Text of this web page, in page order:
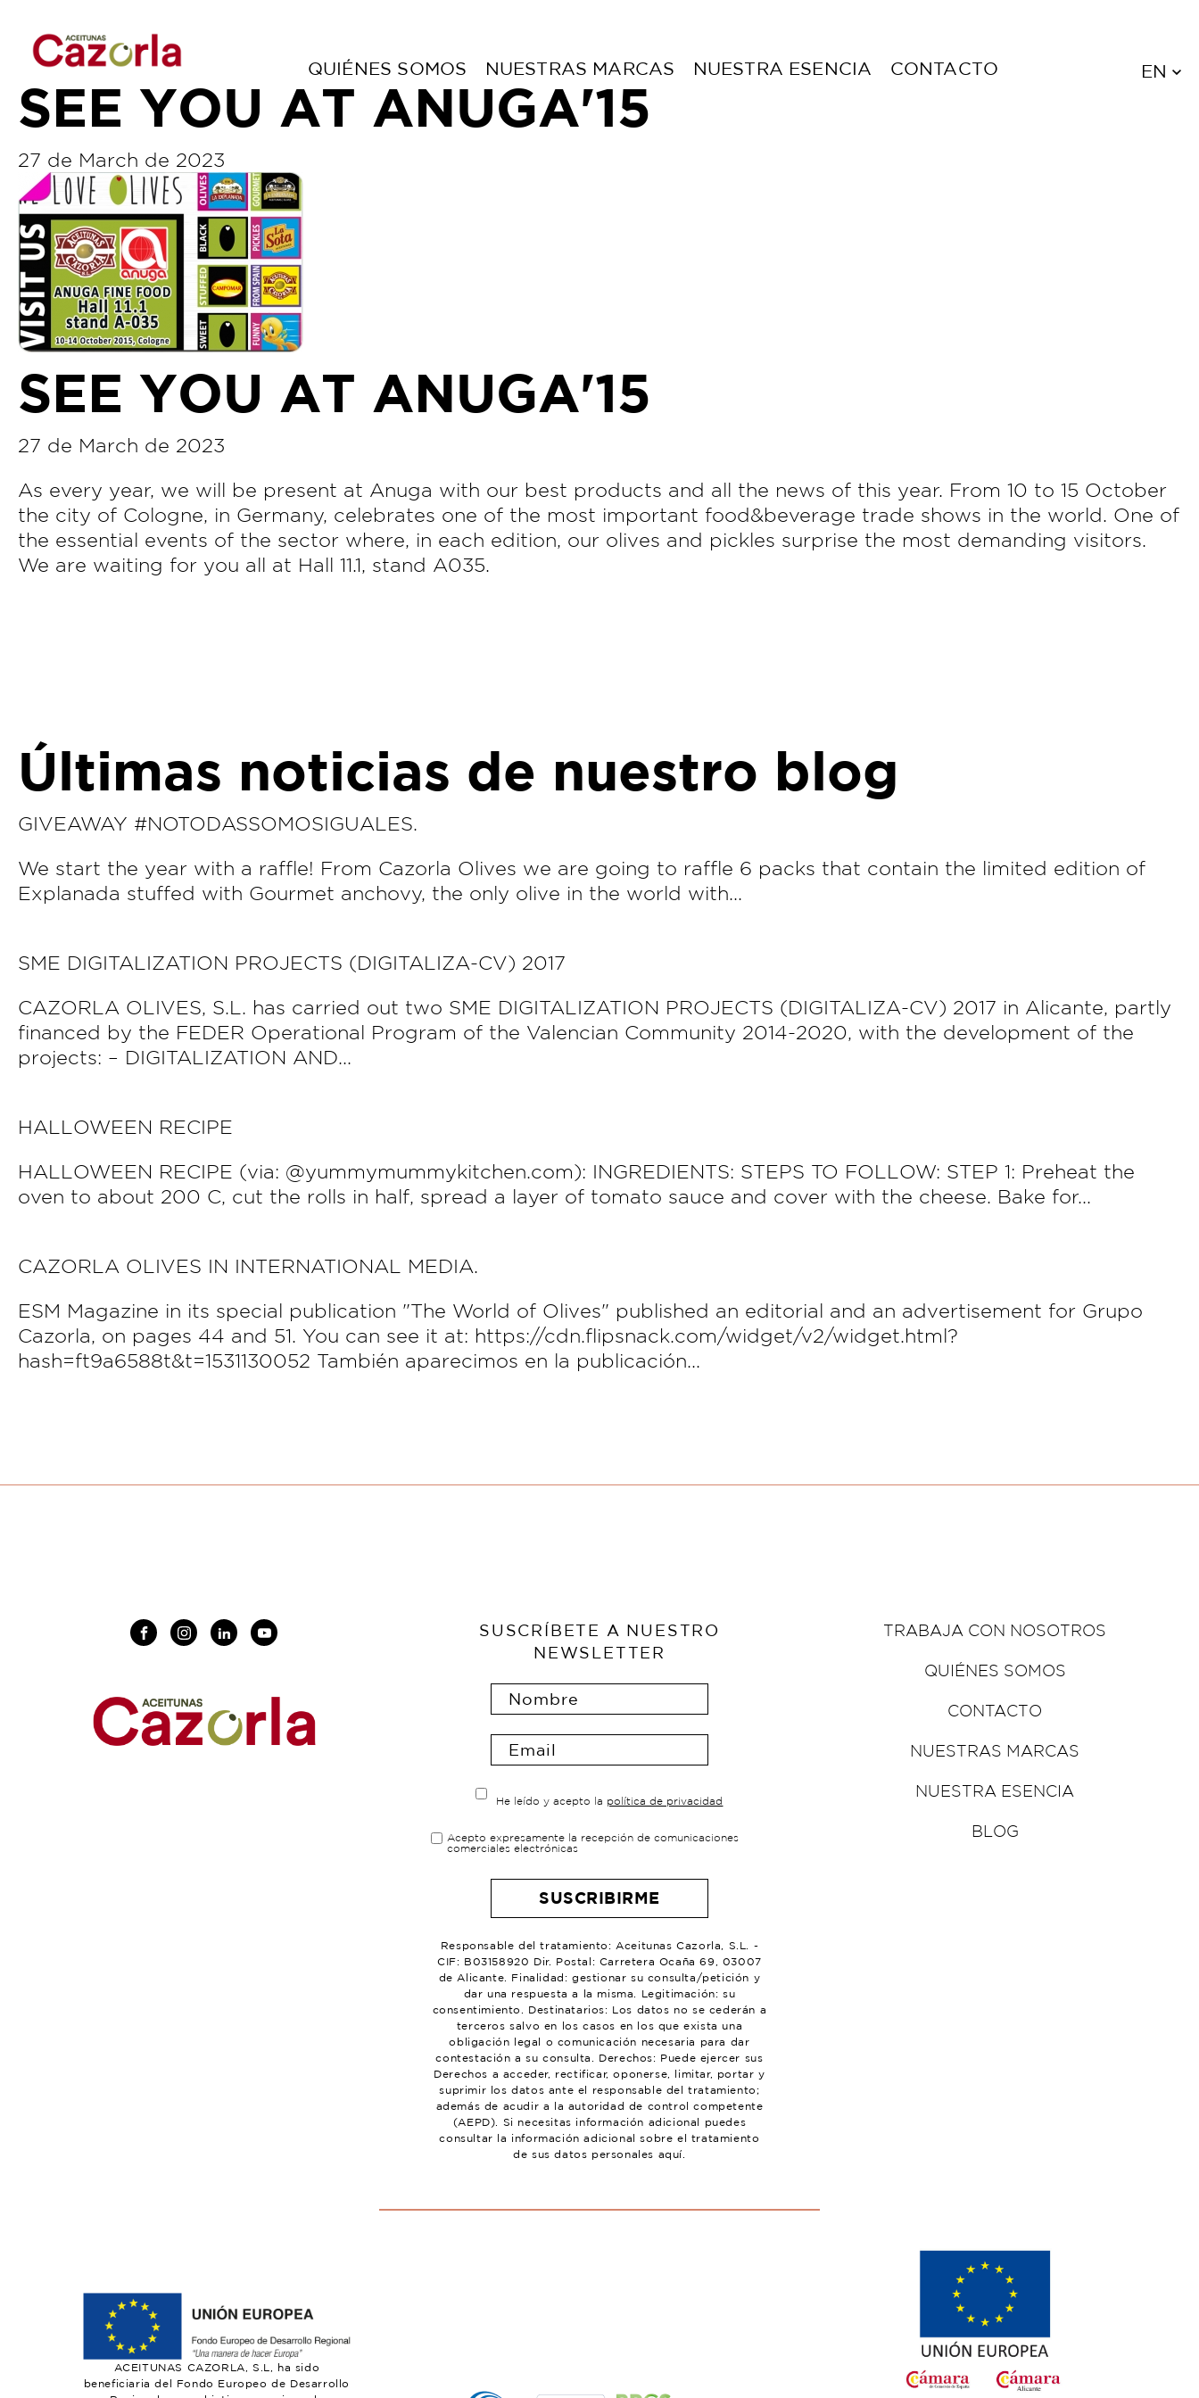
QUIÉNES SOMOS NUESTRAS MARCAS NUESTRA ESENCIA CONTACTO EN
SEE YOU AT ANUGA'15
27 de March de 2023
SEE YOU AT ANUGA'15
27 de March de 2023
As every year, we will be present at Anuga with our best products and all the news of this year. From 10 to 15 October
the city of Cologne, in Germany, celebrates one of the most important food&beverage trade shows in the world. One of
the essential events of the sector where, in each edition, our olives and pickles surprise the most demanding visitors.
We are waiting for you all at Hall 11.1, stand A035.
Últimas noticias de nuestro blog
GIVEAWAY #NOTODASSOMOSIGUALES.
We start the year with a raffle! From Cazorla Olives we are going to raffle 6 packs that contain the limited edition of
Explanada stuffed with Gourmet anchovy, the only olive in the world with...
SME DIGITALIZATION PROJECTS (DIGITALIZA-CV) 2017
CAZORLA OLIVES, S.L. has carried out two SME DIGITALIZATION PROJECTS (DIGITALIZA-CV) 2017 in Alicante, partly
financed by the FEDER Operational Program of the Valencian Community 2014-2020, with the development of the
projects: – DIGITALIZATION AND...
HALLOWEEN RECIPE
HALLOWEEN RECIPE (via: @yummymummykitchen.com): INGREDIENTS: STEPS TO FOLLOW: STEP 1: Preheat the
oven to about 200 C, cut the rolls in half, spread a layer of tomato sauce and cover with the cheese. Bake for...
CAZORLA OLIVES IN INTERNATIONAL MEDIA.
ESM Magazine in its special publication "The World of Olives" published an editorial and an advertisement for Grupo
Cazorla, on pages 44 and 51. You can see it at: https://cdn.flipsnack.com/widget/v2/widget.html?
hash=ft9a6588t&t=1531130052 También aparecimos en la publicación...
SUSCRÍBETE A NUESTRO
NEWSLETTER
He leído y acepto la política de privacidad
Acepto expresamente la recepción de comunicaciones
comerciales electrónicas
Responsable del tratamiento: Aceitunas Cazorla, S.L. -
CIF: B03158920 Dir. Postal: Carretera Ocaña 69, 03007
de Alicante. Finalidad: gestionar su consulta/petición y
dar una respuesta a la misma. Legitimación: su
consentimiento. Destinatarios: Los datos no se cederán a
terceros salvo en los casos en los que exista una
obligación legal o comunicación necesaria para dar
contestación a su consulta. Derechos: Puede ejercer sus
Derechos a acceder, rectificar, oponerse, limitar, portar y
suprimir los datos ante el responsable del tratamiento;
además de acudir a la autoridad de control competente
(AEPD). Si necesitas información adicional puedes
consultar la información adicional sobre el tratamiento
de sus datos personales aquí.
TRABAJA CON NOSOTROS
QUIÉNES SOMOS
CONTACTO
NUESTRAS MARCAS
NUESTRA ESENCIA
BLOG
ACEITUNAS CAZORLA, S.L, ha sido
beneficiaria del Fondo Europeo de Desarrollo